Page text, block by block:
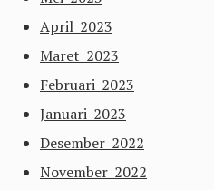
April 2023
Maret 2023
Februari 2023
Januari 2023
Desember 2022
November 2022